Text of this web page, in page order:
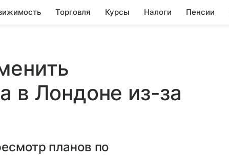
Торговля Курсы Налоги Пенсии
в Лондоне из-за
планов по